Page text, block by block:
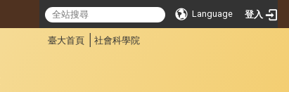
Language 登入
臺大首頁 社會科學院